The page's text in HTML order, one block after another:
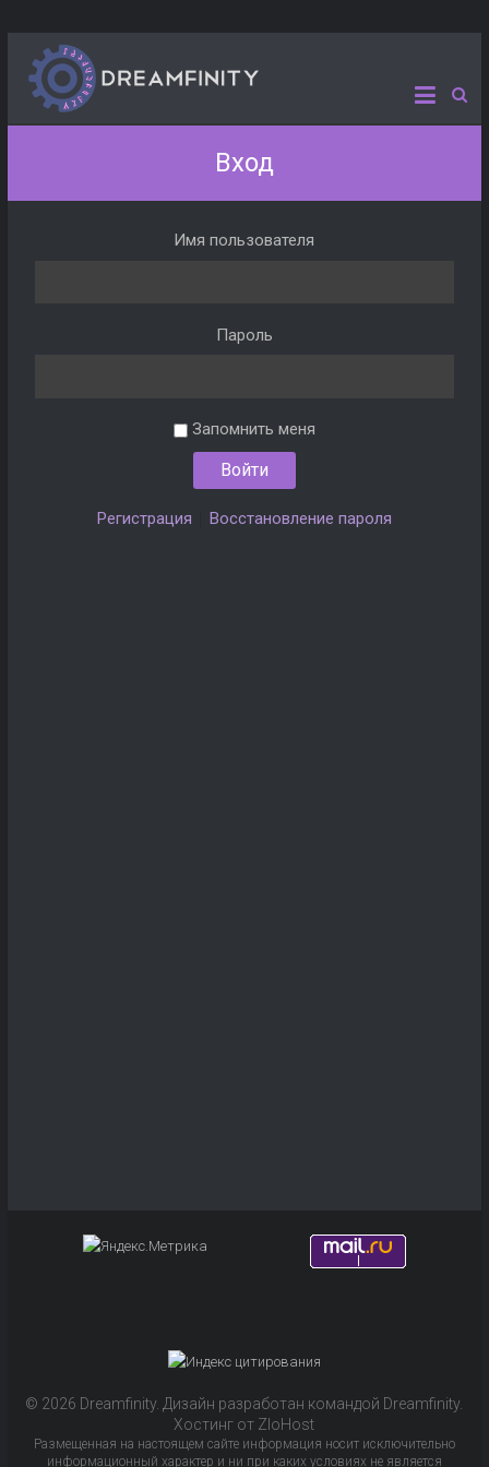
Вход
Имя пользователя
Пароль
Запомнить меня
Регистрация Восстановление пароля
© 2026 Dreamfinity. Дизайн разработан командой Dreamfinity.
Хостинг от ZloHost
Размещенная на настоящем сайте информация носит исключительно
информационный характер и ни при каких условиях не является